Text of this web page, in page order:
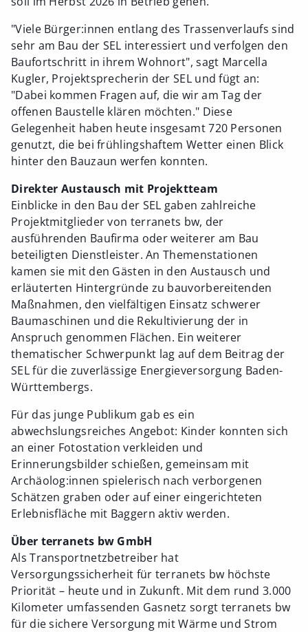
"Viele Bürger:innen entlang des Trassenverlaufs sind
sehr am Bau der SEL interessiert und verfolgen den
Baufortschritt in ihrem Wohnort", sagt Marcella
Kugler, Projektsprecherin der SEL und fügt an:
"Dabei kommen Fragen auf, die wir am Tag der
offenen Baustelle klären möchten." Diese
Gelegenheit haben heute insgesamt 720 Personen
genutzt, die bei frühlingshaftem Wetter einen Blick
hinter den Bauzaun werfen konnten.
Direkter Austausch mit Projektteam
Einblicke in den Bau der SEL gaben zahlreiche
Projektmitglieder von terranets bw, der
ausführenden Baufirma oder weiterer am Bau
beteiligten Dienstleister. An Themenstationen
kamen sie mit den Gästen in den Austausch und
erläuterten Hintergründe zu bauvorbereitenden
Maßnahmen, den vielfältigen Einsatz schwerer
Baumaschinen und die Rekultivierung der in
Anspruch genommen Flächen. Ein weiterer
thematischer Schwerpunkt lag auf dem Beitrag der
SEL für die zuverlässige Energieversorgung Baden-
Württembergs.
Für das junge Publikum gab es ein
abwechslungsreiches Angebot: Kinder konnten sich
an einer Fotostation verkleiden und
Erinnerungsbilder schießen, gemeinsam mit
Archäolog:innen spielerisch nach verborgenen
Schätzen graben oder auf einer eingerichteten
Erlebnisfläche mit Baggern aktiv werden.
Über terranets bw GmbH
Als Transportnetzbetreiber hat
Versorgungssicherheit für terranets bw höchste
Priorität – heute und in Zukunft. Mit dem rund 3.000
Kilometer umfassenden Gasnetz sorgt terranets bw
für die sichere Versorgung mit Wärme und Strom